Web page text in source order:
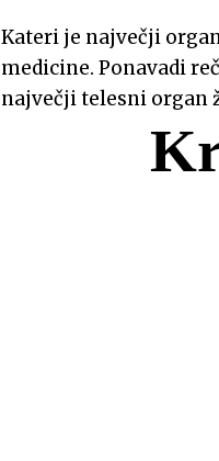
Kateri je največji
medicine. Ponavadi
največji telesni organ